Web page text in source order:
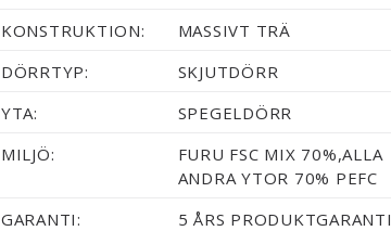
KONSTRUKTION:
MASSIVT TRÄ
DÖRRTYP:
SKJUTDÖRR
YTA:
SPEGELDÖRR
MILJÖ:
FURU FSC MIX 70%,ALLA
ANDRA YTOR 70% PEFC
GARANTI:
5 ÅRS PRODUKTGARANTI